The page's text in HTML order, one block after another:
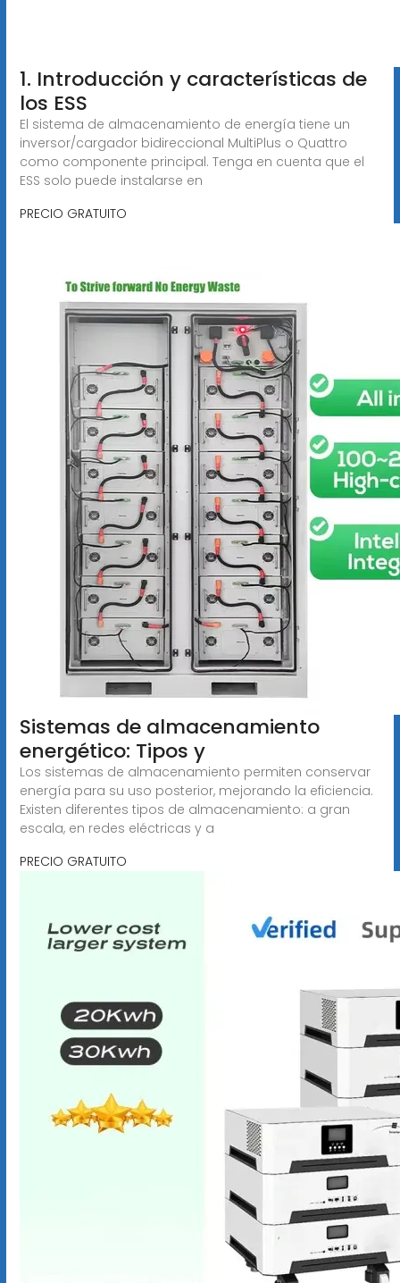
1. Introducción y características de
los ESS
El sistema de almacenamiento de energía tiene un
inversor/cargador bidireccional MultiPlus o Quattro
como componente principal. Tenga en cuenta que el
ESS solo puede instalarse en
PRECIO GRATUITO
Sistemas de almacenamiento
energético: Tipos y
Los sistemas de almacenamiento permiten conservar
energía para su uso posterior, mejorando la eficiencia.
Existen diferentes tipos de almacenamiento: a gran
escala, en redes eléctricas y a
PRECIO GRATUITO